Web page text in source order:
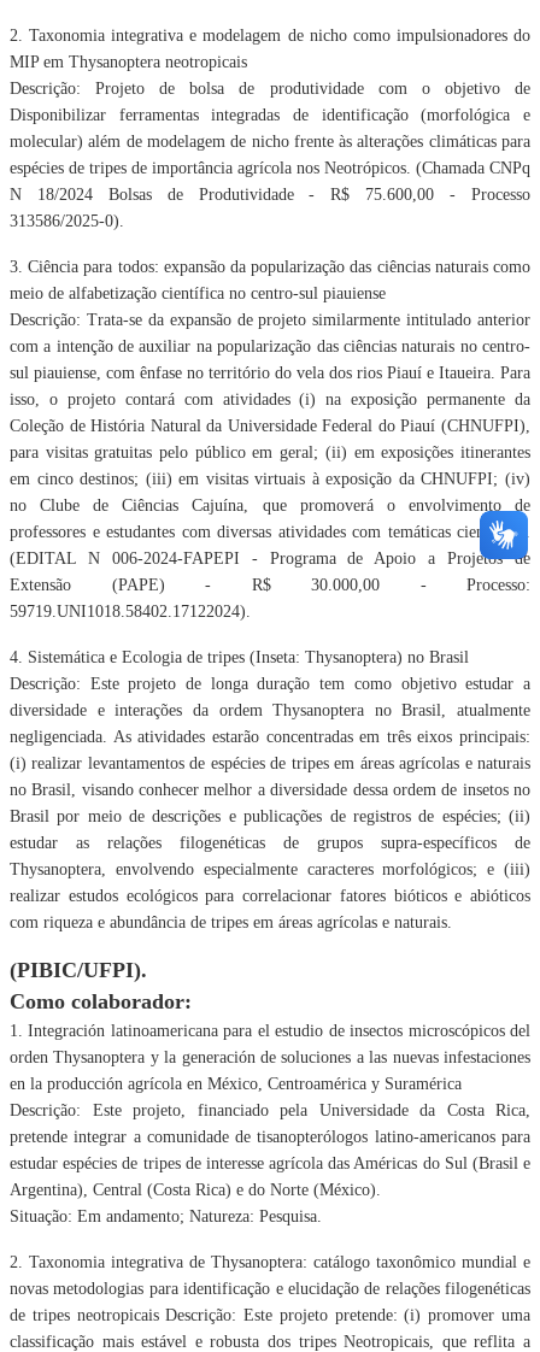
2. Taxonomia integrativa e modelagem de nicho como impulsionadores do
MIP em Thysanoptera neotropicais
Descrição: Projeto de bolsa de produtividade com o objetivo de
Disponibilizar ferramentasintegradas de identificação (morfológica e
molecular) além de modelagem de nicho frente àsalterações climáticas para
espécies de tripes de importância agrícola nos Neotrópicos. (Chamada CNPq
N 18/2024 Bolsas de Produtividade - R$ 75.600,00 - Processo
313586/2025-0).
3. Ciência para todos: expansão da popularização das ciências naturais como
meio de alfabetização científica no centro-sul piauiense
Descrição: Trata-se da expansão de projeto similarmente intitulado anterior
com a intenção deauxiliar na popularização das ciências naturais no centro-
sul piauiense, com ênfase no território do vela dos rios Piauí e Itaueira. Para
isso, o projeto contará com atividades (i) naexposição permanente da
Coleção de História Natural da Universidade Federal do Piauí (CHNUFPI),
para visitas gratuitas pelo público em geral; (ii) em exposições itinerantes
em cincodestinos; (iii) em visitas virtuais à exposição da CHNUFPI; (iv)
no Clube de Ciências Cajuína, que promoverá o envolvimento de
professores e estudantes com diversas atividades com temáticas científicas.
(EDITAL N 006-2024-FAPEPI - Programa de Apoio a Projetos de
Extensão (PAPE) - R$ 30.000,00 - Processo:
59719.UNI1018.58402.17122024).
4. Sistemática e Ecologia de tripes (Inseta: Thysanoptera) no Brasil
Descrição: Este projeto de longa duração tem como objetivo estudar a
diversidade einterações da ordem Thysanoptera no Brasil, atualmente
negligenciada. As atividades estarão concentradas em três eixos principais:
(i) realizar levantamentos de espécies de tripes em áreas agrícolas e naturais
no Brasil, visando conhecer melhor a diversidade dessa ordem de insetos no
Brasil por meio de descrições e publicações de registros de espécies; (ii)
estudar as relações filogenéticas de grupos supra-específicos de
Thysanoptera, envolvendo especialmente caracteres morfológicos; e (iii)
realizar estudos ecológicos para correlacionar fatores bióticos e abióticos
com riqueza e abundância de tripes em áreas agrícolas e naturais.
(PIBIC/UFPI).
Como colaborador:
1. Integración latinoamericana para el estudio de insectos microscópicos del
ordenThysanoptera y la generación de soluciones a las nuevas infestaciones
en la producción agrícola en México, Centroamérica y Suramérica
Descrição: Este projeto, financiado pela Universidade da Costa Rica,
pretende integrar a comunidade de tisanopterólogos latino-americanos para
estudar espécies de tripes de interesse agrícola das Américas do Sul (Brasil e
Argentina), Central (Costa Rica) e do Norte (México).
Situação: Em andamento; Natureza: Pesquisa.
2. Taxonomia integrativa de Thysanoptera: catálogo taxonômico mundial e
novasmetodologias para identificação e elucidação de relações filogenéticas
de tripes neotropicaisDescrição: Este projeto pretende: (i) promover uma
classificação mais estável e robusta dos tripes Neotropicais, que reflita a